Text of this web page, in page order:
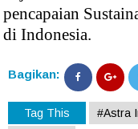
pencapaian
di Indonesia.
Bagikan:
Tag This #Astra